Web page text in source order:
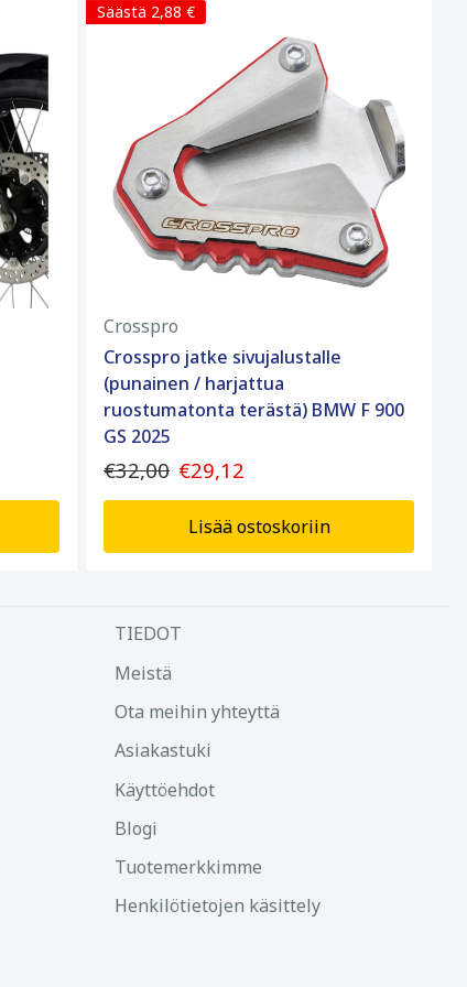
Säästä 2,88 €
Crosspro
Crosspro jatke sivujalustalle
(punainen / harjattua
ruostumatonta terästä) BMW F 900
GS 2025
€32,00 €29,12
Lisää ostoskoriin
TIEDOT
Meistä
Ota meihin yhteyttä
Asiakastuki
Käyttöehdot
Blogi
Tuotemerkkimme
Henkilötietojen käsittely